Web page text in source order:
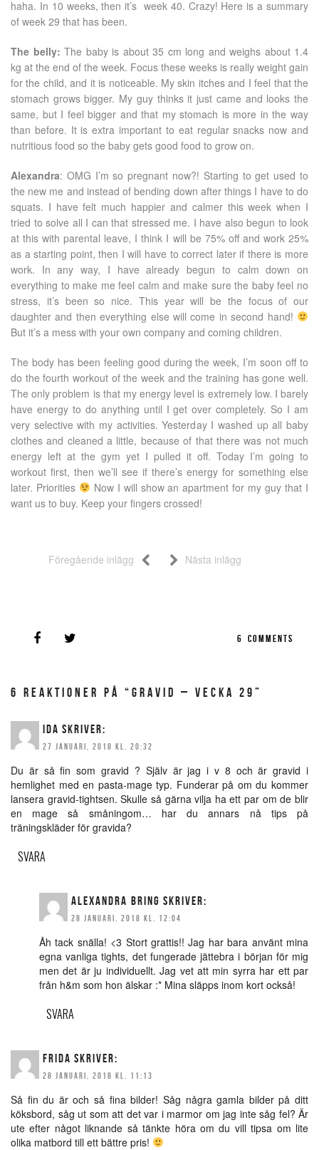
haha. In 10 weeks, then it’s week 40. Crazy! Here is a summary
of week 29 that has been.
The belly: The baby is about 35 cm long and weighs about 1.4
kg at the end of the week. Focus these weeks is really weight gain
for the child, and it is noticeable. My skin itches and I feel that the
stomach grows bigger. My guy thinks it just came and looks the
same, but I feel bigger and that my stomach is more in the way
than before. It is extra important to eat regular snacks now and
nutritious food so the baby gets good food to grow on.
Alexandra: OMG I’m so pregnant now?! Starting to get used to
the new me and instead of bending down after things I have to do
squats. I have felt much happier and calmer this week when I
tried to solve all I can that stressed me. I have also begun to look
at this with parental leave, I think I will be 75% off and work 25%
as a starting point, then I will have to correct later if there is more
work. In any way, I have already begun to calm down on
everything to make me feel calm and make sure the baby feel no
stress, it’s been so nice. This year will be the focus of our
daughter and then everything else will come in second hand!
But it’s a mess with your own company and coming children.
The body has been feeling good during the week, I’m soon off to
do the fourth workout of the week and the training has gone well.
The only problem is that my energy level is extremely low. I barely
have energy to do anything until I get over completely. So I am
very selective with my activities. Yesterday I washed up all baby
clothes and cleaned a little, because of that there was not much
energy left at the gym yet I pulled it off. Today I’m going to
workout first, then we’ll see if there’s energy for something else
later. Priorities
Now I will show an apartment for my guy that I
want us to buy. Keep your fingers crossed!
Föregående inlägg Nästa inlägg
6 COMMENTS
6 REAKTIONER PÅ “GRAVID – VECKA 29”
IDA SKRIVER:
27 JANUARI, 2018 KL. 20:32
Du är så fin som gravid ? Själv är jag i v 8 och är gravid i
hemlighet med en pasta-mage typ. Funderar på om du kommer
lansera gravid-tightsen. Skulle så gärna vilja ha ett par om de blir
en mage så småningom… har du annars nå tips på
träningskläder för gravida?
SVARA
ALEXANDRA BRING SKRIVER:
28 JANUARI, 2018 KL. 12:04
Åh tack snälla! <3 Stort grattis!! Jag har bara använt mina
egna vanliga tights, det fungerade jättebra i början för mig
men det är ju individuellt. Jag vet att min syrra har ett par
från h&m som hon älskar :* Mina släpps inom kort också!
SVARA
FRIDA SKRIVER:
28 JANUARI, 2018 KL. 11:13
Så fin du är och så fina bilder! Såg några gamla bilder på ditt
köksbord, såg ut som att det var i marmor om jag inte såg fel? Är
ute efter något liknande så tänkte höra om du vill tipsa om lite
olika matbord till ett bättre pris!